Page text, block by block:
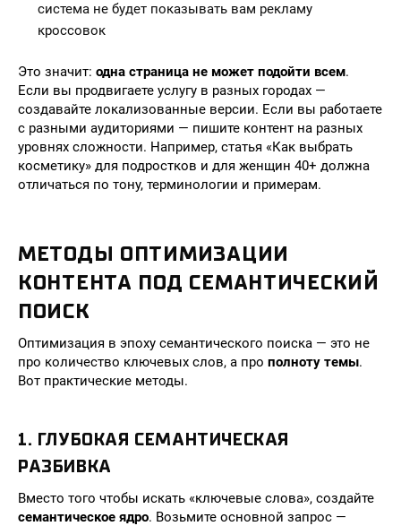
система не будет показывать вам рекламу
кроссовок
Это значит: одна страница не может подойти всем.
Если вы продвигаете услугу в разных городах —
создавайте локализованные версии. Если вы работаете
с разными аудиториями — пишите контент на разных
уровнях сложности. Например, статья «Как выбрать
косметику» для подростков и для женщин 40+ должна
отличаться по тону, терминологии и примерам.
МЕТОДЫ ОПТИМИЗАЦИИ
КОНТЕНТА ПОД СЕМАНТИЧЕСКИЙ
ПОИСК
Оптимизация в эпоху семантического поиска — это не
про количество ключевых слов, а про полноту темы.
Вот практические методы.
1. ГЛУБОКАЯ СЕМАНТИЧЕСКАЯ
РАЗБИВКА
Вместо того чтобы искать «ключевые слова», создайте
семантическое ядро. Возьмите основной запрос —